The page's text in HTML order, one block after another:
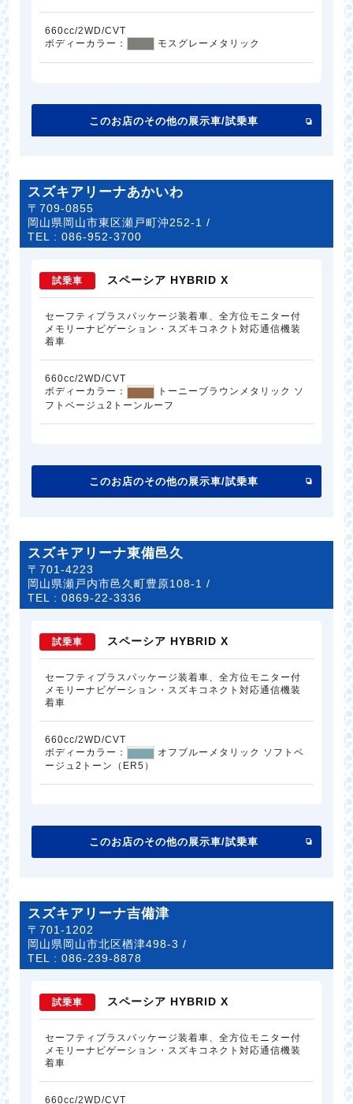
660cc/2WD/CVT
ボディーカラー：
モスグレーメタリック
このお店のその他の展示車/試乗車
スズキアリーナあかいわ
〒709-0855
岡山県岡山市東区瀬戸町沖252-1 /
TEL :086-952-3700
試乗車 スペーシア HYBRID X
セーフティプラスパッケージ装着車、全方位モニター付
メモリーナビゲーション・スズキコネクト対応通信機装
着車
660cc/2WD/CVT
ボディーカラー：
トーニーブラウンメタリック ソ
フトベージュ2トーンルーフ
このお店のその他の展示車/試乗車
スズキアリーナ東備邑久
〒701-4223
岡山県瀬戸内市邑久町豊原108-1 /
TEL :0869-22-3336
試乗車 スペーシア HYBRID X
セーフティプラスパッケージ装着車、全方位モニター付
メモリーナビゲーション・スズキコネクト対応通信機装
着車
660cc/2WD/CVT
ボディーカラー：
オフブルーメタリック ソフトベ
ージュ2トーン（ER5）
このお店のその他の展示車/試乗車
スズキアリーナ吉備津
〒701-1202
岡山県岡山市北区楢津498-3 /
TEL :086-239-8878
試乗車 スペーシア HYBRID X
セーフティプラスパッケージ装着車、全方位モニター付
メモリーナビゲーション・スズキコネクト対応通信機装
着車
660cc/2WD/CVT